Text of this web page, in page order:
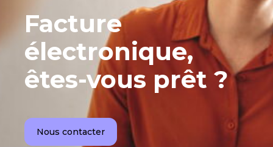
Facture
électronique,
êtes-vous prêt ?
Nous contacter